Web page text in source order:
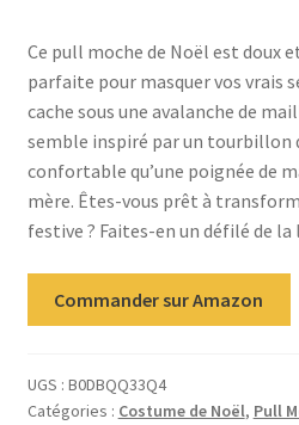
Ce pull moche de Noël est doux
parfaite pour masquer vos vrais
cache sous une avalanche de
semble inspiré par un tourbillon
confortable qu’une poignée de
mère. Êtes-vous prêt à
festive ? Faites-en un défilé de
Commander sur Amazon
UGS : B0DBQQ33Q4
Catégories : Costume de Noël, Pull